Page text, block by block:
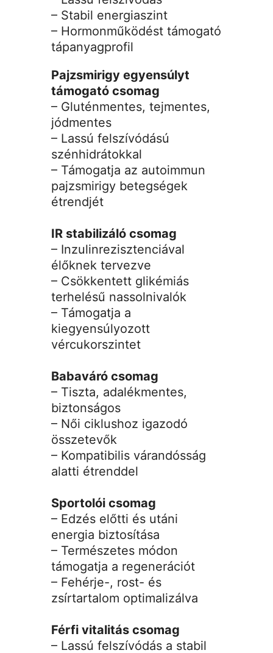
– Stabil energiaszint
– Hormonműködést támogató
tápanyagprofil
Pajzsmirigy egyensúlyt
támogató csomag
– Gluténmentes, tejmentes,
jódmentes
– Lassú felszívódású
szénhidrátokkal
– Támogatja az autoimmun
pajzsmirigy betegségek
étrendjét
IR stabilizáló csomag
– Inzulinrezisztenciával
élőknek tervezve
– Csökkentett glikémiás
terhelésű nassolnivalók
– Támogatja a
kiegyensúlyozott
vércukorszintet
Babaváró csomag
– Tiszta, adalékmentes,
biztonságos
– Női ciklushoz igazodó
összetevők
– Kompatibilis várandósság
alatti étrenddel
Sportolói csomag
– Edzés előtti és utáni
energia biztosítása
– Természetes módon
támogatja a regenerációt
– Fehérje-, rost- és
zsírtartalom optimalizálva
Férfi vitalitás csomag
– Lassú felszívódás a stabil